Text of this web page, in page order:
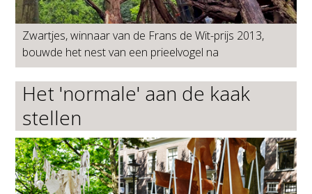
Zwartjes, winnaar van de Frans de Wit-prijs 2013,
bouwde het nest van een prieelvogel na
Het 'normale' aan de kaak
stellen